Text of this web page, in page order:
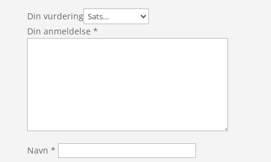
Din vurdering
Din anmeldelse *
Navn *